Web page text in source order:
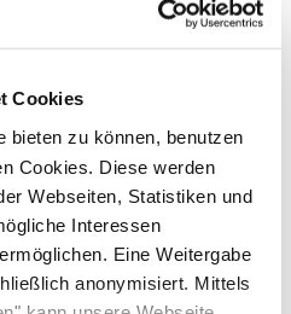
Cookies
bieten zu können, benutzen
Cookies. Diese werden
Webseiten, Statistiken und
Interessen
Eine Weitergabe
anonymisiert. Mittels